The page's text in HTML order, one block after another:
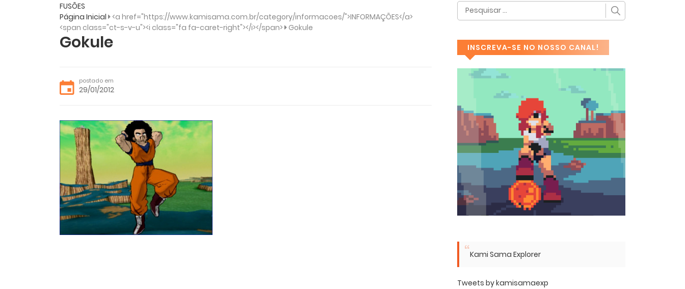
FUSÕES
Página Inicial <a href="https://www.kamisama.com.br/category/informacoes/">INFORMAÇÕES</a>
<span class="ct-s-v-u"><i class="fa fa-caret-right"></i></span> Gokule
Gokule
postado em
29/01/2012
INSCREVA-SE NO NOSSO CANAL!
Kami Sama Explorer
Tweets by kamisamaexp